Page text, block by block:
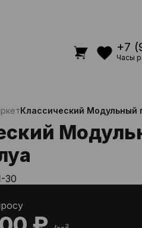
+7
Часы
Классический Модульный
30